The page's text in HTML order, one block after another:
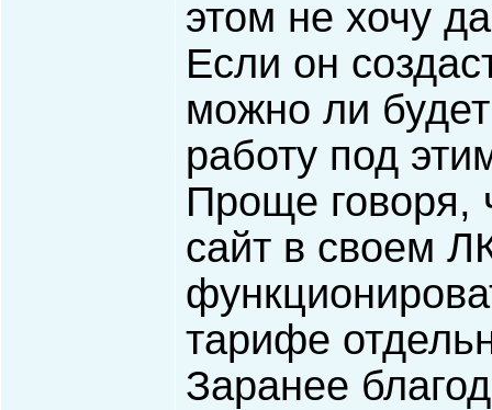
этом не хочу
Если он
можно ли
работу под
Проще говоря,
сайт в своем
тарифе
Заранее